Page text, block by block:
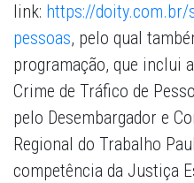
link: https://
pessoas, pelo qual
programação, que inclui
Crime de Tráfico de
pelo Desembargador e
Regional do Trabalho
competência da Justiça